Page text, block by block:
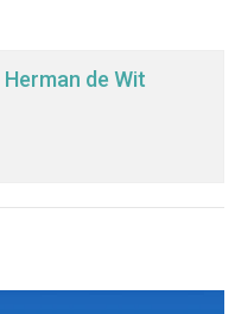
Herman de Wit